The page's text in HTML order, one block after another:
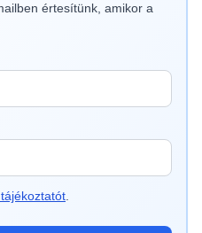
értesítünk, amikor a